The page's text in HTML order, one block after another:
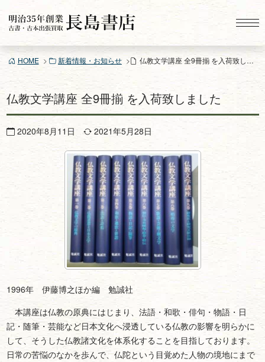
ン
ツ
ス
プ
HOME 新着情報・お知らせ 仏教文学講座 全9冊揃 を入荷致しました
仏教文学講座 全9冊揃 を入荷致しました
2020年8月11日 2021年5月28日
1996年 伊藤博之ほか編 勉誠社
本講座は仏教の原典にはじまり、法語・和歌・俳句・物語・日
記・随筆・芸能など日本文化へ浸透している仏教の影響を明らかに
して、そうした仏教諸文化を体系化することを目指しております。
日常の苦悩のなかを歩んで、仏陀という目覚めた人物の境地にまで